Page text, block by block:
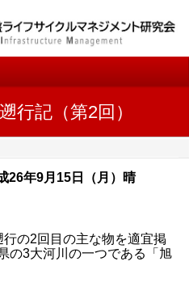
行記（第2回）
26年9月15日（月）晴
の2回目の主な物を適宜掲
の3大河川の一つである「旭